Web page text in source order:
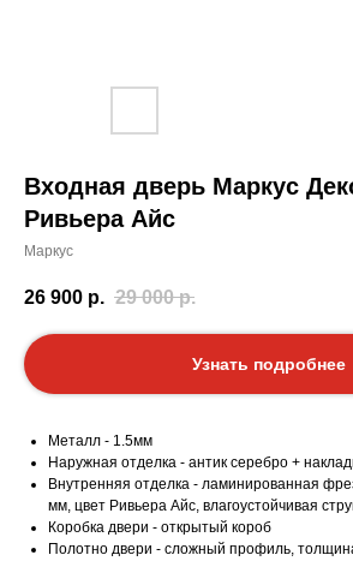
Входная дверь Маркус
Ривьера Айс
Маркус
26 900 р. 29 000 р.
Узнать подробнее
Металл - 1.5мм
Наружная отделка - антик серебро +
Внутренняя отделка - ламинированная
мм, цвет Ривьера Айс, влагоустойчивая
Коробка двери - открытый короб
Полотно двери - сложный профиль,